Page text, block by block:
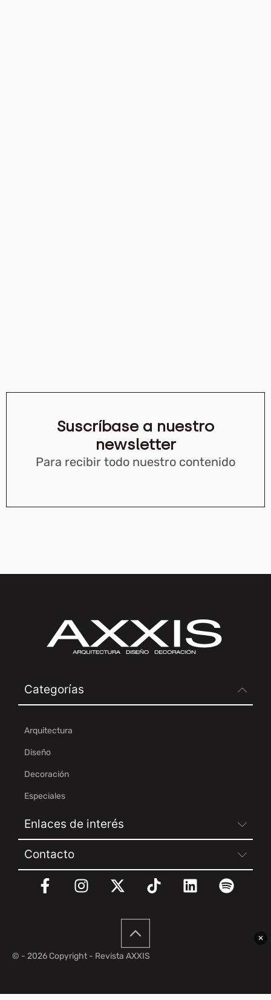
Suscríbase a nuestro
newsletter
Para recibir todo nuestro contenido
✕
Categorías
Arquitectura
Diseño
Decoración
Especiales
Enlaces de interés
Contacto
© - 2026 Copyright - Revista AXXIS